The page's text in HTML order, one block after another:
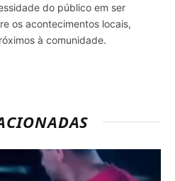
do público em ser
os acontecimentos locais,
à comunidade.